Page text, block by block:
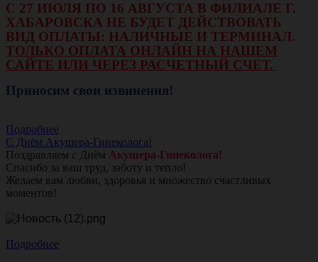
С 27 ИЮЛЯ ПО 16 АВГУСТА В ФИЛИАЛЕ Г.
ХАБАРОВСКА НЕ БУДЕТ ДЕЙСТВОВАТЬ
ВИД ОПЛАТЫ: НАЛИЧНЫЕ И ТЕРМИНАЛ.
ТОЛЬКО ОПЛАТА ОНЛАЙН НА НАШЕМ
САЙТЕ ИЛИ ЧЕРЕЗ РАСЧЕТНЫЙ СЧЕТ.
Приносим свои извинения!
Подробнее
С Днём Акушера-Гинеколога!
Поздравляем с Днём Акушера-Гинеколога!
Спасибо за ваш труд, заботу и тепло!
Желаем вам любви, здоровья и множество счастливых
моментов!
Подробнее